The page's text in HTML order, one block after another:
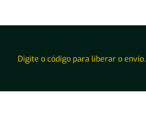
Digite o código para liberar o envio.